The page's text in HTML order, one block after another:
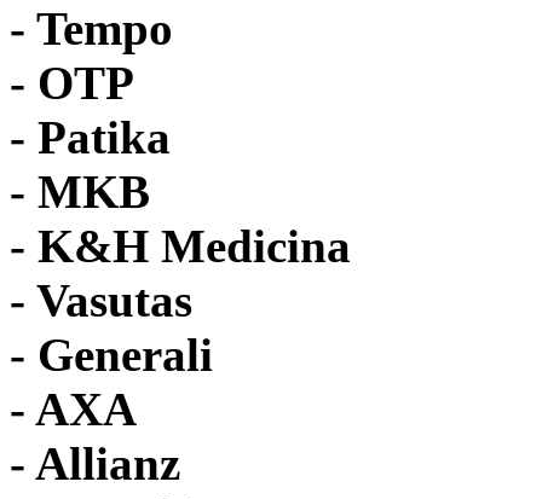
- Tempo
- OTP
- Patika
- MKB
- K&H Medicina
- Vasutas
- Generali
- AXA
- Allianz